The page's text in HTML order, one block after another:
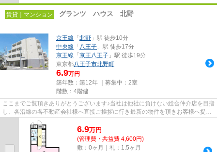
賃貸｜マンション グランツ ハウス 北野
京王線 「 北野 」駅 徒歩10分
中央線 「 八王子 」駅 徒歩17分
京王線 「 京王八王子 」駅 徒歩19分
東京都八王子市北野町
6.9万円
築年数：築12年 ｜募集中： 2室
階数：4階建
ここまでご覧頂きありがとうございます♪当社は他社に負けない総合仲介店を目指
し、各沿線の各不動産会社様へ直接ご挨拶に行き最新の物件を頂きお客様へ提供
しております！最新の情報は...
6.9万円
(管理費・共益費 4,600円)
敷：0ヶ月｜礼：1.5ヶ月